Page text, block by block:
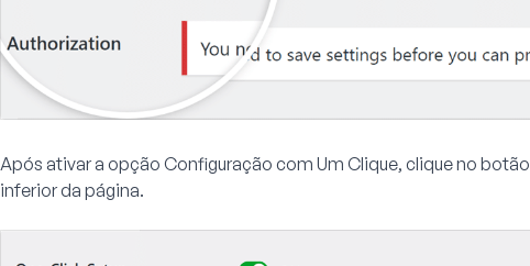
Após ativar a opção Configuração com Um Clique, clique no botão
inferior da página.